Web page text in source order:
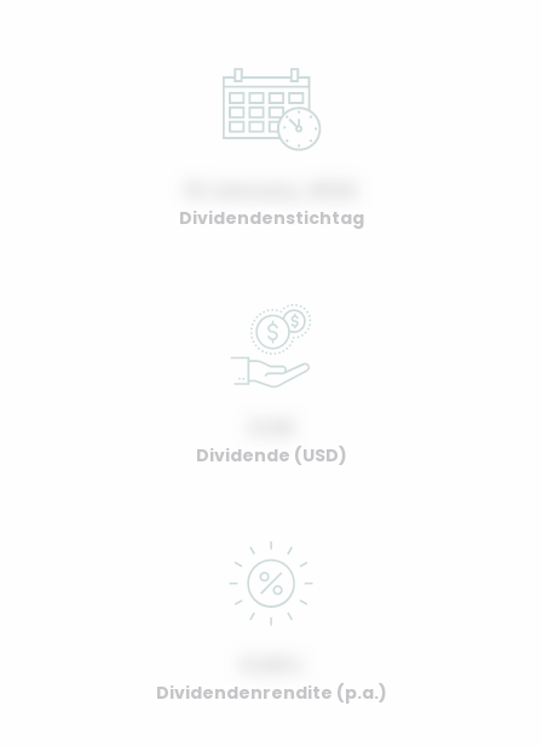
Dividendenstichtag
Dividende (USD)
Dividendenrendite (p.a.)